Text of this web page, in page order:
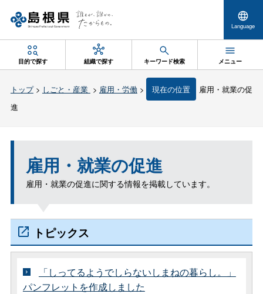
Language
目的で探す 組織で探す キーワード検索 メニュー
トップ> しごと・産業 > 雇用・労働 > 現在の位置
雇用・就業の促
進
雇用・就業の促進
雇用・就業の促進に関する情報を掲載しています。
トピックス
「しってるようでしらないしまねの暮らし。」
パンフレットを作成しました